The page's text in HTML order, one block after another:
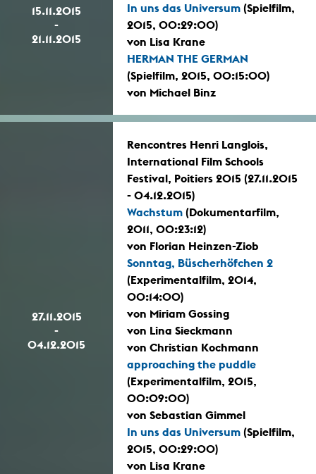
15.11.2015
-
21.11.2015
In uns das Universum (Spielfilm,
2015, 00:29:00)
von Lisa Krane
HERMAN THE GERMAN
(Spielfilm, 2015, 00:15:00)
von Michael Binz
27.11.2015
-
04.12.2015
Rencontres Henri Langlois,
International Film Schools
Festival, Poitiers 2015 (27.11.2015
- 04.12.2015)
Wachstum (Dokumentarfilm,
2011, 00:23:12)
von Florian Heinzen-Ziob
Sonntag, Büscherhöfchen 2
(Experimentalfilm, 2014,
00:14:00)
von Miriam Gossing
von Lina Sieckmann
von Christian Kochmann
approaching the puddle
(Experimentalfilm, 2015,
00:09:00)
von Sebastian Gimmel
In uns das Universum (Spielfilm,
2015, 00:29:00)
von Lisa Krane